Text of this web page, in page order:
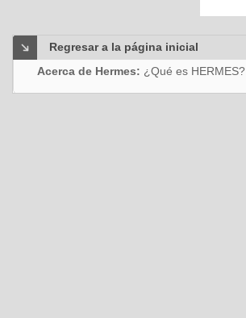
Regresar a la página inicial
Acerca de Hermes: ¿Qué es HERMES?